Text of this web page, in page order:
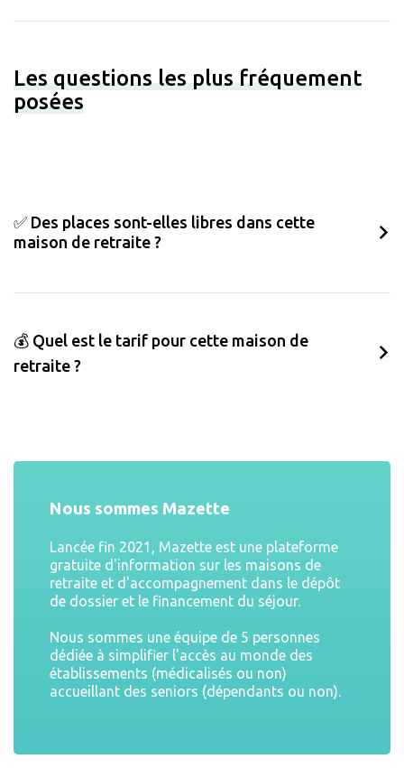
Les questions les plus fréquement
posées
✅ Des places sont-elles libres dans cette
maison de retraite ?
💰 Quel est le tarif pour cette maison de
retraite ?
Nous sommes Mazette
Lancée fin 2021, Mazette est une plateforme
gratuite d'information sur les maisons de
retraite et d'accompagnement dans le dépôt
de dossier et le financement du séjour.
Nous sommes une équipe de 5 personnes
dédiée à simplifier l'accès au monde des
établissements (médicalisés ou non)
accueillant des seniors (dépendants ou non).